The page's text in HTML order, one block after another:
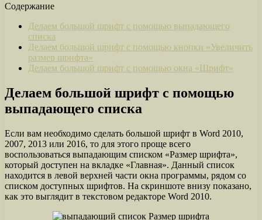
Содержание
Делаем большой шрифт с помощью выпадающего
списка
Делаем большой шрифт с помощью кнопки «Увеличить
размер шрифта»
Делаем большой шрифт с помощью окна «Шрифт»
Делаем большой шрифт с помощью
выпадающего списка
Если вам необходимо сделать большой шрифт в Word 2010,
2007, 2013 или 2016, то для этого проще всего
воспользоваться выпадающим списком «Размер шрифта»,
который доступен на вкладке «Главная». Данный список
находится в левой верхней части окна программы, рядом со
списком доступных шрифтов. На скриншоте внизу показано,
как это выглядит в текстовом редакторе Word 2010.